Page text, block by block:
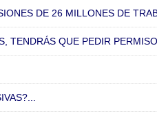
DE 26 MILLONES DE
TENDRÁS QUE PEDIR